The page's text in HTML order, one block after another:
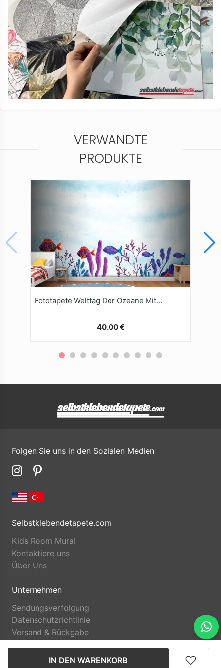
IN DEN WARENKORB
VERWANDTE
PRODUKTE
Fototapete Welttag Der Ozeane Mit AquarellHintergrund
40.00 €
Folgen Sie uns in den Sozialen Medien
Selbstklebendetapete.com
Kids Room Mural
Kontaktiere uns
Über Uns
Unternehmen
Sendungsverfolgung
Datenschutzrichtlinie
Versand & Rückgabe